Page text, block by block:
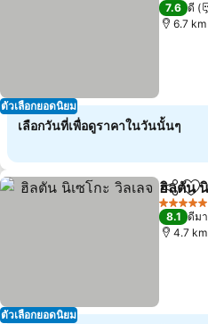
ตัวเลือกยอดนิยม
7.6 ดี
6.7 km
เลือกวันที่เพื่อดูราคาในวันนั้นๆ
ตัวเลือกยอดนิยม
แชร์ เ
ฮิลตัน
5 ดาว
8.1 ดีม
4.7